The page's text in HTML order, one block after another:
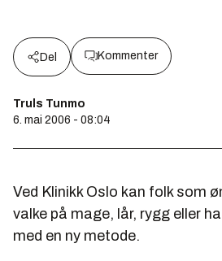
Del Kommenter
Truls Tunmo
6. mai 2006 - 08:04
Ved Klinikk Oslo kan folk som
valke på mage, lår, rygg eller
med en ny metode.